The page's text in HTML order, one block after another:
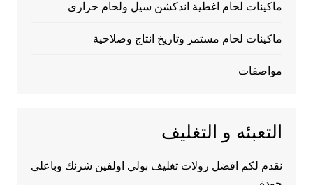
ماكينات لحام اغطية اندكشن سيل ولحام حرارى
ماكينات لحام مستمر وتاريخ انتاج وصلاحية
مواصفات
التعبئه و التغليف
نقدم لكم افضل رولات تغليف بولي اولفين شرنك وباعلى